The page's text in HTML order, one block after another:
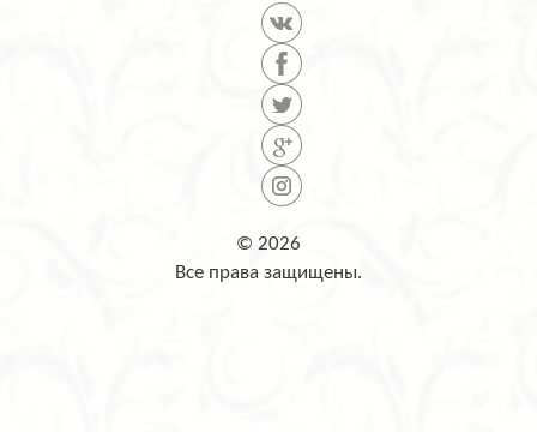
© 2026
Все права защищены.